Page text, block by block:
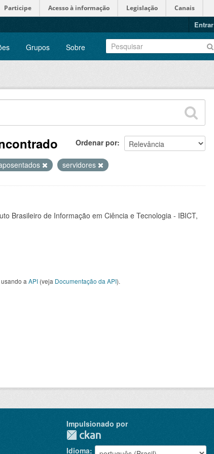
Participe Acesso à informação Legislação Canais
Entrar
Grupos Sobre
Ordenar por
servidores
Brasileiro de Informação em Ciência e Tecnologia - IBICT,
a API (veja Documentação da API).
Impulsionado por
Idioma